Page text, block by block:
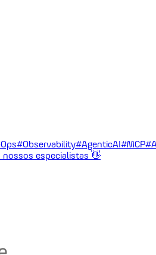
#Observability#AgenticAI#MCP
nossos especialistas 👋